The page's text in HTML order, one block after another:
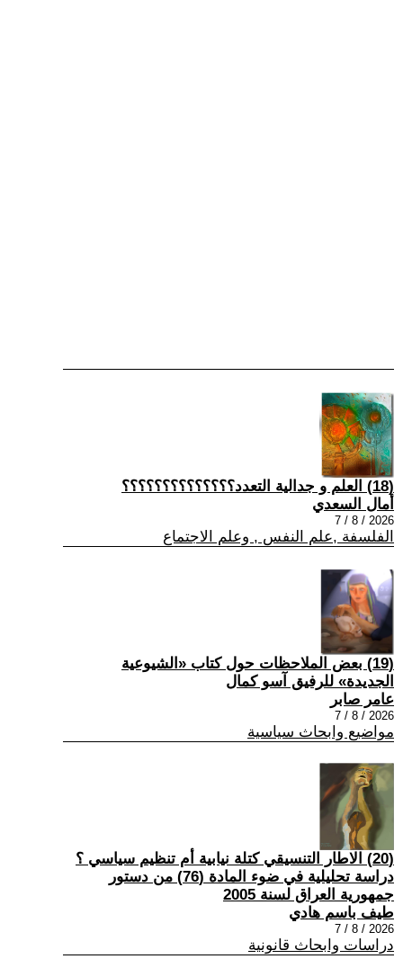
(18) العلم و جدالية التعدد؟؟؟؟؟؟؟؟؟؟؟؟؟؟
أمال السعدي
2026 / 8 / 7
الفلسفة ,علم النفس , وعلم الاجتماع
(19) بعض الملاحظات حول كتاب «الشيوعية
الجديدة» للرفيق آسو كمال
عامر صابر
2026 / 8 / 7
مواضيع وابحاث سياسية
(20) الاطار التنسيقي كتلة نيابية أم تنظيم سياسي ؟
دراسة تحليلية في ضوء المادة (76) من دستور
جمهورية العراق لسنة 2005
طيف باسم هادي
2026 / 8 / 7
دراسات وابحاث قانونية